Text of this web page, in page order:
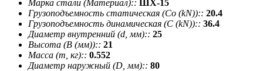
Марка стали (Материал):: ШХ-15
Грузоподъемность статическая (Co (kN)):: 20.4
Грузоподъемность динамическая (C (kN)):: 36.4
Диаметр внутренний (d, мм):: 25
Высота (В (мм)):: 21
Масса (m, кг):: 0.552
Диаметр наружный (D, мм):: 80